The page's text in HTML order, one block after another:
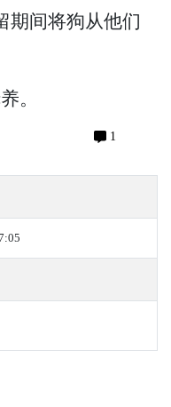
期间将狗从他们
。
1